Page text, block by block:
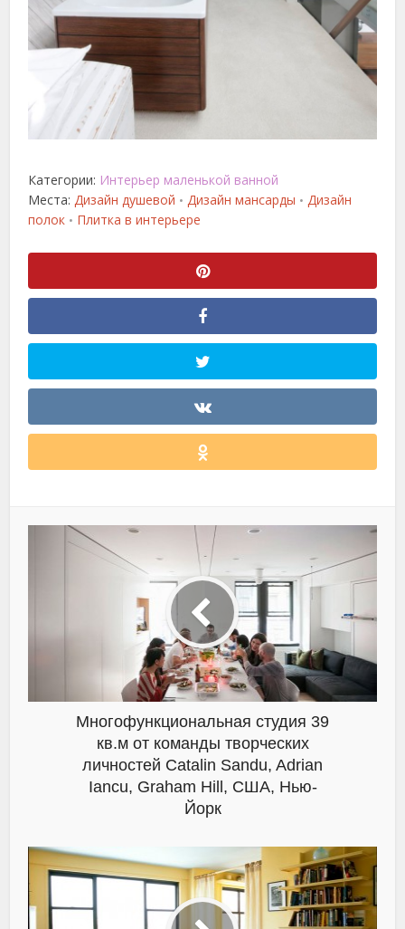
Категории: Интерьер маленькой ванной
Места: Дизайн душевой • Дизайн мансарды • Дизайн
полок • Плитка в интерьере
Многофункциональная студия 39
кв.м от команды творческих
личностей Catalin Sandu, Adrian
Iancu, Graham Hill, США, Нью-
Йорк